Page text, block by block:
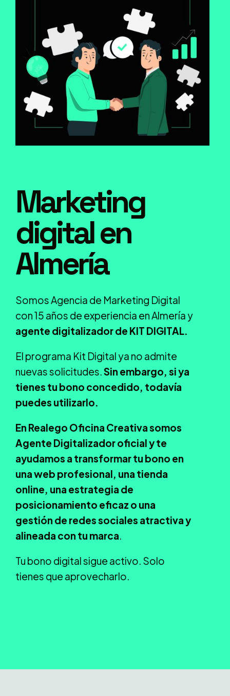
Marketing
digital en
Almería
Somos Agencia de Marketing Digital
con 15 años de experiencia en Almería y
agente digitalizador de KIT DIGITAL.
El programa Kit Digital ya no admite
nuevas solicitudes. Sin embargo, si ya
tienes tu bono concedido, todavía
puedes utilizarlo.
En Realego Oficina Creativa somos
Agente Digitalizador oficial y te
ayudamos a transformar tu bono en
una web profesional, una tienda
online, una estrategia de
posicionamiento eficaz o una
gestión de redes sociales atractiva y
alineada con tu marca.
Tu bono digital sigue activo. Solo
tienes que aprovecharlo.